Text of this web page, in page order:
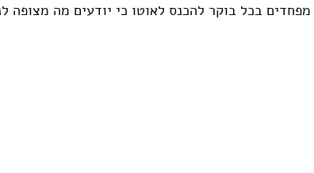
בכל בוקר להכנס לאוטו כי יודעים מה מצופה